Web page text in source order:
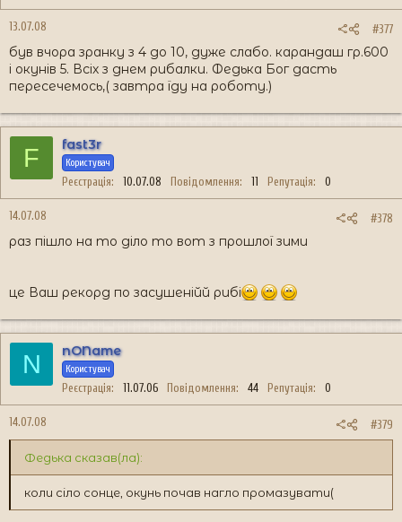
13.07.08 #377
був вчора зранку з 4 до 10, дуже слабо. карандаш гр.600
і окунів 5. Всіх з днем рибалки. Федька Бог дасть
пересечемось,( завтра їду на роботу.)
F fast3r
Користувач
Реєстрація 10.07.08 Повідомлення 11 Репутація 0
14.07.08 #378
раз пішло на то діло то вот з прошлої зими
це Ваш рекорд по засушенійй рибі
N nOName
Користувач
Реєстрація 11.07.06 Повідомлення 44 Репутація 0
14.07.08 #379
Федька сказав(ла):
коли сіло сонце, окунь почав нагло промазувати(